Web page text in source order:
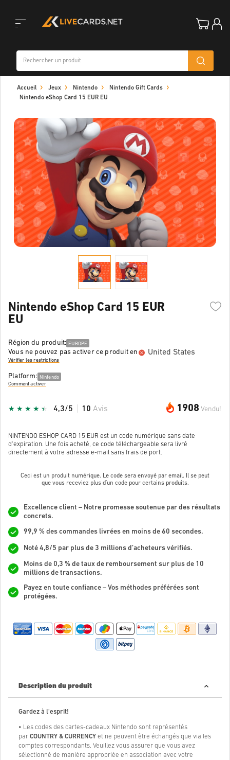
navigation
Accueil Jeux Nintendo
Nintendo Gift Cards
Nintendo eShop Card 15 EUR EU
Nintendo eShop Card 15 EUR
EU
Région du produit: EUROPE
Vous ne pouvez pas activer ce produit en United States
Vérifier les restrictions
Platform: Nintendo
Comment activer
1908 Vendu!
4,3/5 10 Avis
NINTENDO ESHOP CARD 15 EUR est un code numérique sans date
d'expiration. Une fois acheté, ce code téléchargeable sera livré
directement à votre adresse e-mail sans frais de port.
Ceci est un produit numérique. Le code sera envoyé par email. Il se peut
que vous receviez plus d'un code pour certains produits.
Excellence client – Notre promesse soutenue par des résultats
concrets.
99,9 % des commandes livrées en moins de 60 secondes.
Noté 4,8/5 par plus de 3 millions d’acheteurs vérifiés.
Moins de 0,3 % de taux de remboursement sur plus de 10
millions de transactions.
Payez en toute confiance – Vos méthodes préférées sont
protégées.
Description du produit
Gardez à l'esprit!
• Les codes des cartes-cadeaux Nintendo sont représentés
par COUNTRY & CURRENCY et ne peuvent être échangés que via les
comptes correspondants. Veuillez vous assurer que vous avez
sélectionné de manière appropriée en association avec votre